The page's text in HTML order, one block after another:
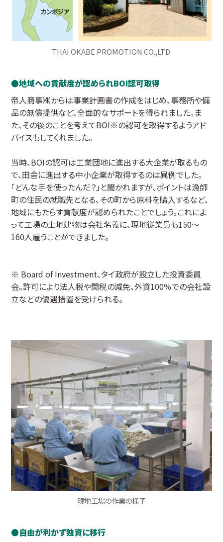
THAI OKABE PROMOTION CO.,LTD.
地域への貢献度が認められBOI認可取得
帝人商事㈱からは事業計画書の作成をはじめ、事務所や備
品の無償提供など、全面的なサポートを得られました。ま
た、その後のことを考えてBOI※の認可を取得するようアド
バイスもしてくれました。
当時、BOIの認可は工業団地に進出する大企業が取るもの
で、田舎に進出する中小企業が取得するのは異例でした。
「どんな手を使ったんだ？」と聞かれますが、ポイントは漁師
町の住民の就職先となる、その町から原料を購入するなど、
地域にもたらす貢献度が認められたことでしょう。これによ
って工場の土地建物は会社名義に、現地従業員も150～
160人雇うことができました。
※ Board of Investment、タイ政府が設立した投資委員
会。許可により法人税や関税の減免、外資100％での会社設
立などの優遇措置を受けられる。
現地工場の作業の様子
自由が利かず独資に移行